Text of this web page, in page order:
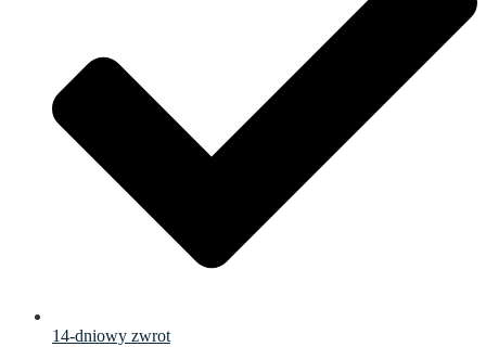
14-dniowy zwrot